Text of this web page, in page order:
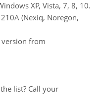
XP, Vista, 7, 8, 10.
(Nexiq, Noregon,
version from
list? Call your